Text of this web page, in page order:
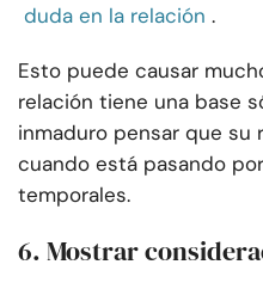
duda en la relación .
Esto puede causar
relación tiene una base
inmaduro pensar que su
cuando está pasando
temporales.
6. Mostrar